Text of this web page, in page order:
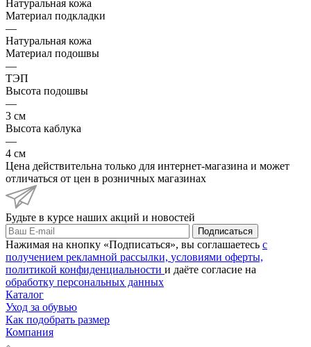
Натуральная кожа
Материал подкладки
—
Натуральная кожа
Материал подошвы
—
ТЭП
Высота подошвы
—
3 см
Высота каблука
—
4 см
Цена действительна только для интернет-магазина и может
отличаться от цен в розничных магазинах
Будьте в курсе наших акций и новостей
Подписаться
Нажимая на кнопку «Подписаться», вы соглашаетесь с
получением рекламной рассылки, условиями оферты,
политикой конфиденциальности и даёте согласие на
обработку персональных данных
Каталог
Уход за обувью
Как подобрать размер
Компания